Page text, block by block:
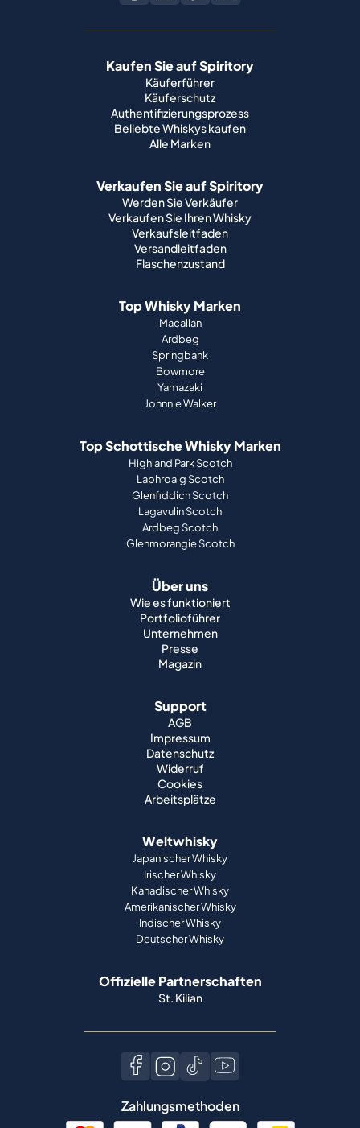
Kaufen Sie auf Spiritory
Käuferführer
Käuferschutz
Authentifizierungsprozess
Beliebte Whiskys kaufen
Alle Marken
Verkaufen Sie auf Spiritory
Werden Sie Verkäufer
Verkaufen Sie Ihren Whisky
Verkaufsleitfaden
Versandleitfaden
Flaschenzustand
Top Whisky Marken
Macallan
Ardbeg
Springbank
Bowmore
Yamazaki
Johnnie Walker
Top Schottische Whisky Marken
Highland Park Scotch
Laphroaig Scotch
Glenfiddich Scotch
Lagavulin Scotch
Ardbeg Scotch
Glenmorangie Scotch
Über uns
Wie es funktioniert
Portfolioführer
Unternehmen
Presse
Magazin
Support
AGB
Impressum
Datenschutz
Widerruf
Cookies
Arbeitsplätze
Weltwhisky
Japanischer Whisky
Irischer Whisky
Kanadischer Whisky
Amerikanischer Whisky
Indischer Whisky
Deutscher Whisky
Offizielle Partnerschaften
St. Kilian
Zahlungsmethoden